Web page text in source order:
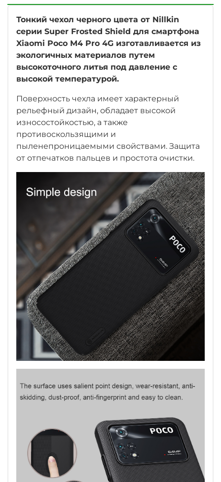
Тонкий чехол черного цвета от Nillkin
серии Super Frosted Shield для смартфона
Xiaomi Poco M4 Pro 4G изготавливается из
экологичных материалов путем
высокоточного литья под давление с
высокой температурой.
Поверхность чехла имеет характерный
рельефный дизайн, обладает высокой
износостойкостью, а также
противоскользящими и
пыленепроницаемыми свойствами. Защита
от отпечатков пальцев и простота очистки.